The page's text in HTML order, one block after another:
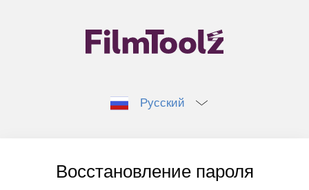
Русский
Восстановление пароля